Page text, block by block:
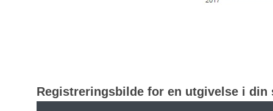
Registreringsbilde for en utgivelse i din